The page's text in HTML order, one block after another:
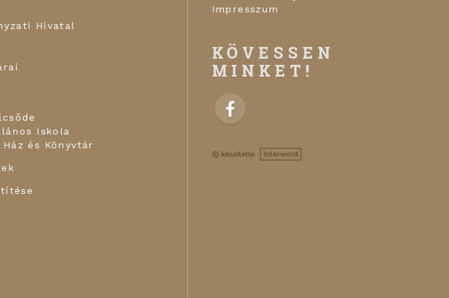
Hivatal
Iskola
és Könyvtár
Impresszum
KÖVESSEN
MINKET!